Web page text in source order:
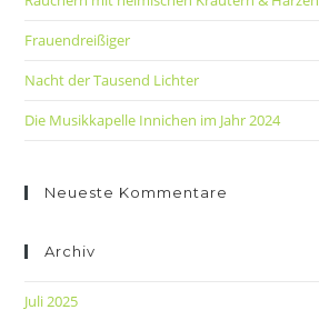
Frauendreißiger
Nacht der Tausend Lichter
Die Musikkapelle Innichen im Jahr 2024
Neueste Kommentare
Archiv
Juli 2025